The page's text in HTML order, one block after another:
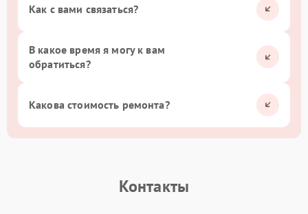
Как с вами связаться?
В какое время я могу к вам
обратиться?
Какова стоимость ремонта?
Контакты